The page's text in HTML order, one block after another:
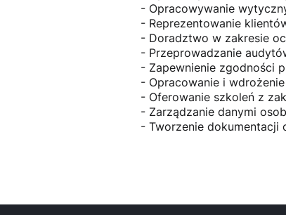
- Opracowywanie
- Reprezentowanie
- Doradztwo w zakresie
- Przeprowadzanie
- Zapewnienie zgodności
- Opracowanie i
- Oferowanie szkoleń z
- Zarządzanie danymi
- Tworzenie dokumentacji